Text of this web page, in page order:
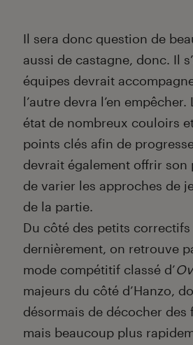
Il sera donc question de
aussi de castagne, donc. Il
équipes devrait
l’autre devra l’en
état de nombreux couloirs
points clés afin de
devrait également offrir
de varier les approches de
de la partie.
Du côté des petits
dernièrement, on retrouve
mode compétitif classé d’
majeurs du côté d’Hanzo,
désormais de décocher des
mais beaucoup plus